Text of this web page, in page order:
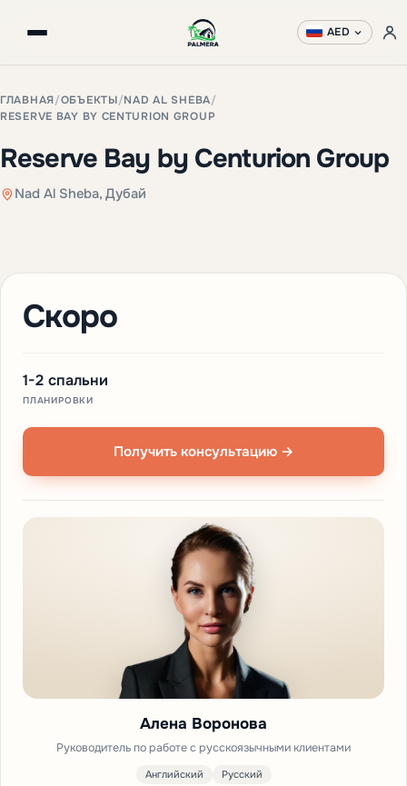
AED
ГЛАВНАЯ/ОБЪЕКТЫ/NAD AL SHEBA/
RESERVE BAY BY CENTURION GROUP
Reserve Bay by Centurion Group
Nad Al Sheba, Дубай
Скоро
1-2 спальни
ПЛАНИРОВКИ
Получить консультацию →
Алена Воронова
Руководитель по работе с русскоязычными клиентами
Английский Русский